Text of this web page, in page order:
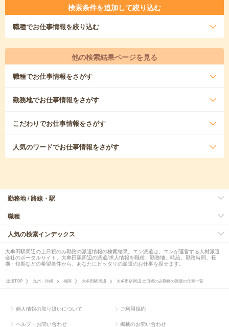
検索条件を追加して絞り込む
職種でお仕事情報を絞り込む
他の検索結果ページを見る
職種でお仕事情報をさがす
勤務地でお仕事情報をさがす
こだわりでお仕事情報をさがす
人気のワードでお仕事情報をさがす
勤務地 / 路線・駅
職種
人気の検索インデックス
大牟田駅周辺の土日祝のみ勤務の派遣情報の検索結果。エン派遣は、エンが運営する人材派遣
会社のポータルサイト。大牟田駅周辺の派遣/求人情報を職種、勤務地、時給、勤務時間、長
期・短期などの希望条件から、あなたにピッタリの派遣のお仕事を探せます。
派遣TOP 九州・沖縄 福岡 大牟田駅周辺 大牟田駅周辺 土日祝のみ勤務の派遣の仕事一覧
個人情報の取り扱いについて ご利用規約
ヘルプ・お問い合わせ 掲載のお問い合わせ